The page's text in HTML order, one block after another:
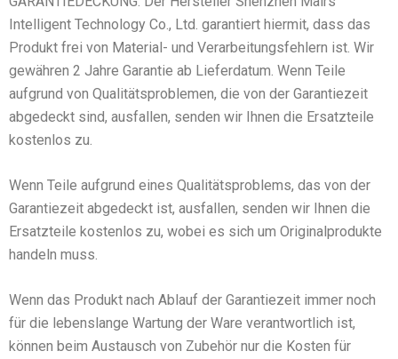
Intelligent Technology Co., Ltd. garantiert hiermit, dass das
Produkt frei von Material- und Verarbeitungsfehlern ist. Wir
gewähren 2 Jahre Garantie ab Lieferdatum. Wenn Teile
aufgrund von Qualitätsproblemen, die von der Garantiezeit
abgedeckt sind, ausfallen, senden wir Ihnen die Ersatzteile
kostenlos zu.
Wenn Teile aufgrund eines Qualitätsproblems, das von der
Garantiezeit abgedeckt ist, ausfallen, senden wir Ihnen die
Ersatzteile kostenlos zu, wobei es sich um Originalprodukte
handeln muss.
Wenn das Produkt nach Ablauf der Garantiezeit immer noch
für die lebenslange Wartung der Ware verantwortlich ist,
können beim Austausch von Zubehör nur die Kosten für